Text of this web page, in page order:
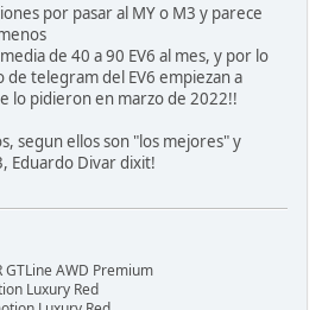
por pasar al MY o M3 y parece
de 40 a 90 EV6 al mes, y por lo
telegram del EV6 empiezan a
lo pidieron en marzo de 2022!!
segun ellos son "los mejores" y
Eduardo Divar dixit!
GTLine AWD Premium
Luxury Red